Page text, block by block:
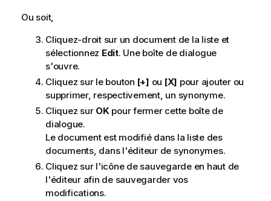
Ou soit,
Cliquez-droit sur un document de la liste et
sélectionnez Edit. Une boîte de dialogue
s'ouvre.
Cliquez sur le bouton [+] ou [X] pour ajouter ou
supprimer, respectivement, un synonyme.
Cliquez sur OK pour fermer cette boîte de
dialogue.
Le document est modifié dans la liste des
documents, dans l'éditeur de synonymes.
Cliquez sur l'icône de sauvegarde en haut de
l'éditeur afin de sauvegarder vos
modifications.